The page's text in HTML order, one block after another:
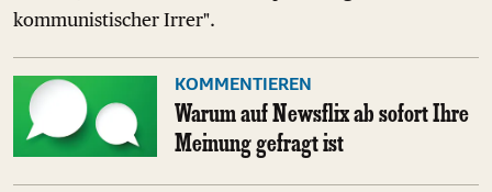
kommunistischer Irrer".
KOMMENTIEREN
Warum auf Newsflix ab sofort Ihre
Meinung gefragt ist